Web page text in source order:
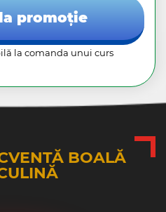
la promoție
la comanda unui curs
BOALĂ